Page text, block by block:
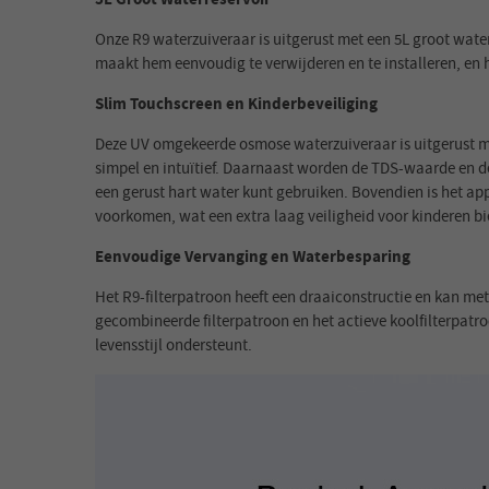
Onze R9 waterzuiveraar is uitgerust met een 5L groot
maakt hem eenvoudig te verwijderen en te installeren,
Slim Touchscreen en Kinderbeveiliging
Deze UV omgekeerde osmose waterzuiveraar is
simpel en intuïtief. Daarnaast worden de TDS-waarde
een gerust hart water kunt gebruiken. Bovendien is het
voorkomen, wat een extra laag veiligheid voor kinderen
Eenvoudige Vervanging en Waterbesparing
Het R9-filterpatroon heeft een draaiconstructie en kan
gecombineerde filterpatroon en het actieve
levensstijl ondersteunt.